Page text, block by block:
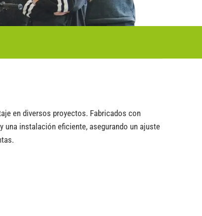
en diversos proyectos. Fabricados con
instalación eficiente, asegurando un ajuste